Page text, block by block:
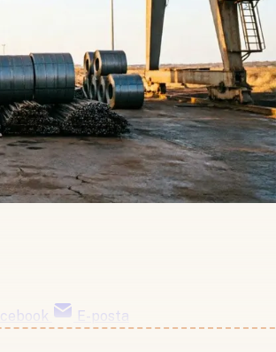
E-posta